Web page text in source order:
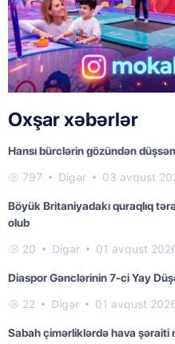
Oxşar xəbərlər
Hansı bürclərin gözündən
797 Digər 03 avqust
Böyük Britaniyadakı quraqlıq
olub
20 Digər 01 avqust
Diaspor Gənclərinin 7-ci Yay
22 Digər 01 avqust
Sabah çimərliklərdə hava şəraiti